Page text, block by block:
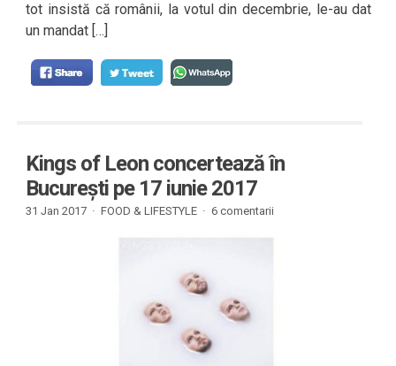
tot insistă că românii, la votul din decembrie, le-au dat
un mandat […]
Kings of Leon concertează în
București pe 17 iunie 2017
31 Jan 2017 · FOOD & LIFESTYLE · 6 comentarii